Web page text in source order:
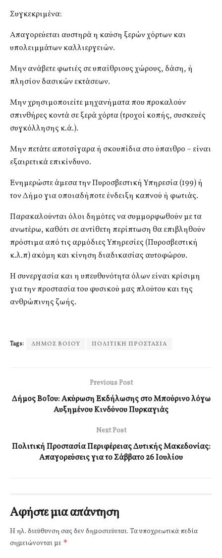
Συγκεκριμένα:
Απαγορεύεται αυστηρά η καύση ξερών χόρτων και
υπολειμμάτων καλλιεργειών.
Μην ανάβετε φωτιές σε υπαίθριους χώρους, δάση, ή
πλησίον δασικών εκτάσεων.
Μην χρησιμοποιείτε μηχανήματα που προκαλούν
σπινθήρες κοντά σε ξερά χόρτα (τροχοί κοπής, συσκευές
συγκόλλησης κ.ά.).
Μην πετάτε αποτσίγαρα ή σκουπίδια στο ύπαιθρο – είναι
εξαιρετικά επικίνδυνο.
Ενημερώστε άμεσα την Πυροσβεστική Υπηρεσία (199) ή
τον Δήμο για οποιαδήποτε ένδειξη καπνού ή φωτιάς.
Παρακαλούνται όλοι δημότες να συμμορφωθούν με τα
ανωτέρω, καθότι σε αντίθετη περίπτωση θα επιβληθούν
πρόστιμα από τις αρμόδιες Υπηρεσίες (Πυροσβεστική
κ.λ.π) ακόμη και κίνηση διαδικασίας αυτοφώρου.
Η συνεργασία και η υπευθυνότητα όλων είναι κρίσιμη
για την προστασία του φυσικού μας πλούτου και της
ανθρώπινης ζωής.
Tags: ΔΗΜΟΣ ΒΟΙΟΥ ΠΟΛΙΤΙΚΗ ΠΡΟΣΤΑΣΙΑ
Previous Post
Δήμος Βοΐου: Ακύρωση Εκδήλωσης στο Μπούρινο λόγω
Αυξημένου Κινδύνου Πυρκαγιάς
Next Post
Πολιτική Προστασία Περιφέρειας Δυτικής Μακεδονίας:
Απαγορεύσεις για το Σάββατο 26 Ιουλίου
Αφήστε μια απάντηση
Η ηλ. διεύθυνση σας δεν δημοσιεύεται. Τα υποχρεωτικά πεδία
σημειώνονται με *